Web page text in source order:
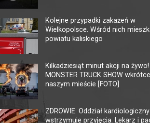
KINO HELIOS GALERIA
AMBER
62-800 Kalisz, ul. Górnośląska 82
tel. +48 62 761 18 67
kalisz@helios.pl
Kolejne przypadki zakażeń w
Wielkopolsce. Wśród nich
powiatu kaliskiego
Kilkadziesiąt minut akcji na żywo!
MONSTER TRUCK SHOW
naszym mieście [FOTO]
ZDROWIE. Oddział kardiologiczny
wstrzymuje przyjęcia. Lekarz i